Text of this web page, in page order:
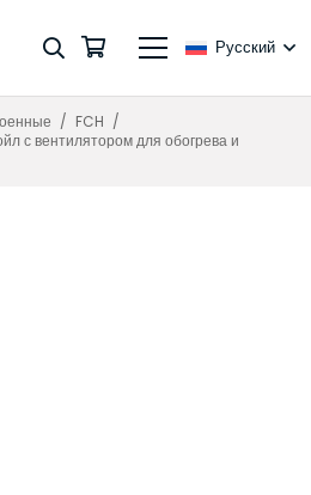
Русский
/ FCH /
с вентилятором для обогрева и